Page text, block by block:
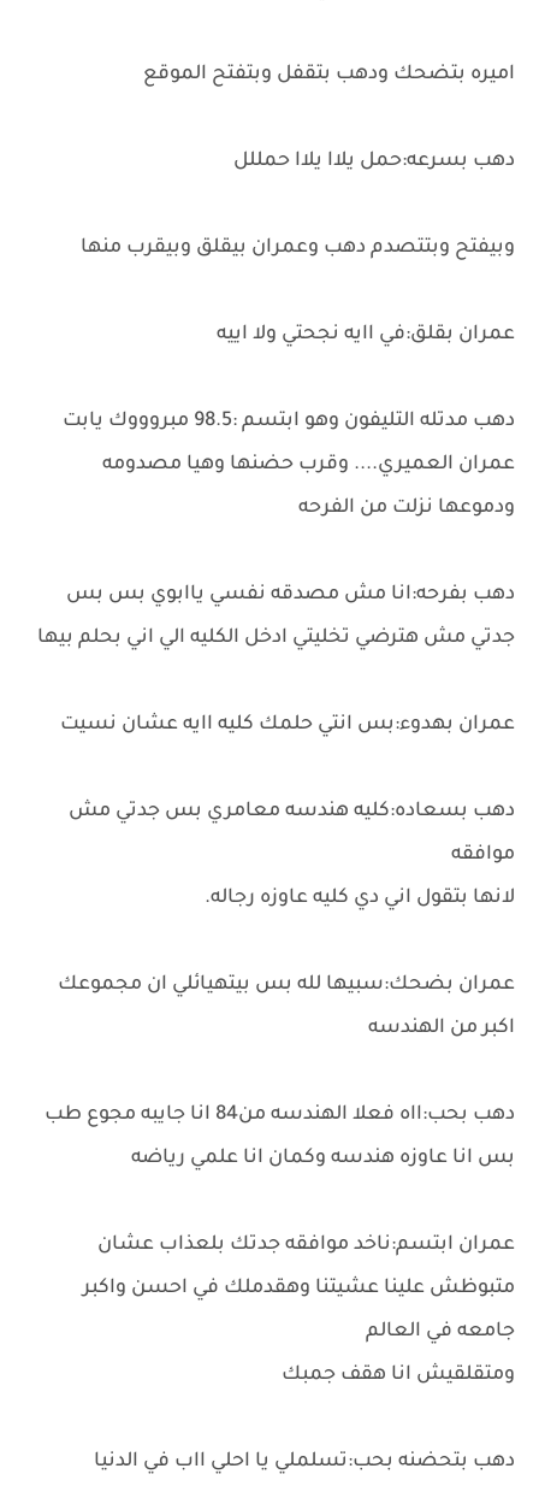
اميره بتضحك ودهب بتقفل وبتفتح الموقع
دهب بسرعه:حمل يلاا يلاا حمللل
وبيفتح وبتتصدم دهب وعمران بيقلق وبيقرب منها
عمران بقلق:في اايه نجحتي ولا اييه
دهب مدتله التليفون وهو ابتسم :98.5 مبروووك يابت
عمران العميري.... وقرب حضنها وهيا مصدومه
ودموعها نزلت من الفرحه
دهب بفرحه:انا مش مصدقه نفسي ياابوي بس بس
جدتي مش هترضي تخليتي ادخل الكليه الي اني بحلم بيها
عمران بهدوء:بس انتي حلمك كليه اايه عشان نسيت
دهب بسعاده:كليه هندسه معامري بس جدتي مش
موافقه
لانها بتقول اني دي كليه عاوزه رجاله.
عمران بضحك:سبيها لله بس بيتهيائلي ان مجموعك
اكبر من الهندسه
دهب بحب:ااه فعلا الهندسه من84 انا جايبه مجوع طب
بس انا عاوزه هندسه وكمان انا علمي رياضه
عمران ابتسم:ناخد موافقه جدتك بلعذاب عشان
متبوظش علينا عشيتنا وهقدملك في احسن واكبر
جامعه في العالم
ومتقلقيش انا هقف جمبك
دهب بتحضنه بحب:تسلملي يا احلي ااب في الدنيا